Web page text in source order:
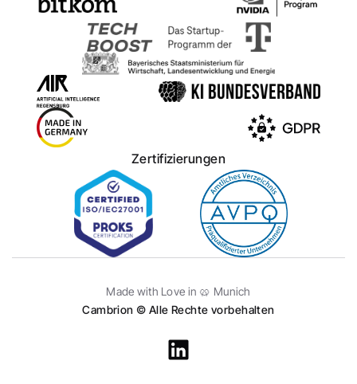
Zertifizierungen
Made with Love in 🥨 Munich
Cambrion © Alle Rechte vorbehalten